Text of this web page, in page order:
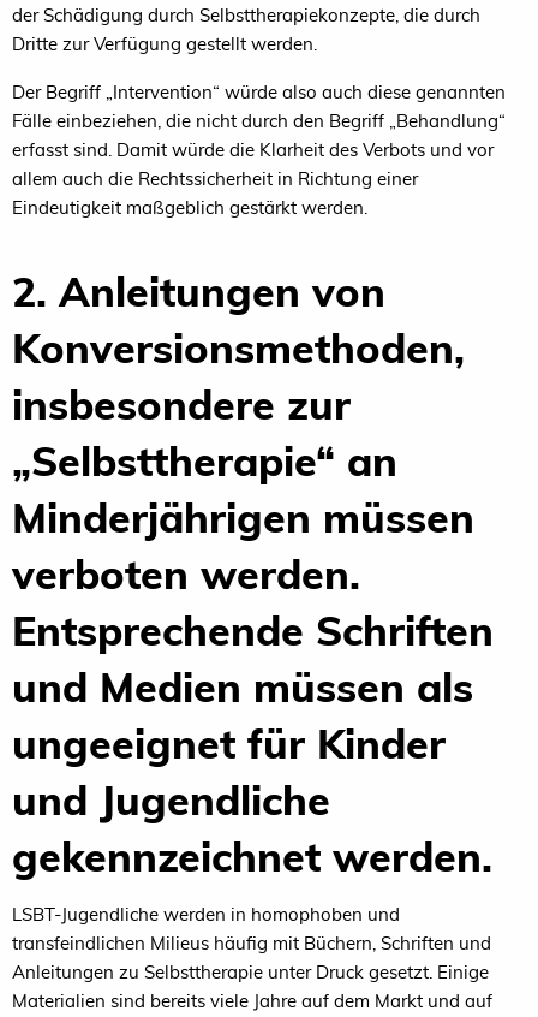
der Schädigung durch Selbsttherapiekonzepte, die durch
Dritte zur Verfügung gestellt werden.
Der Begriff „Intervention“ würde also auch diese genannten
Fälle einbeziehen, die nicht durch den Begriff „Behandlung“
erfasst sind. Damit würde die Klarheit des Verbots und vor
allem auch die Rechtssicherheit in Richtung einer
Eindeutigkeit maßgeblich gestärkt werden.
2. Anleitungen von
Konversionsmethoden,
insbesondere zur
„Selbsttherapie“ an
Minderjährigen müssen
verboten werden.
Entsprechende Schriften
und Medien müssen als
ungeeignet für Kinder
und Jugendliche
gekennzeichnet werden.
LSBT-Jugendliche werden in homophoben und
transfeindlichen Milieus häufig mit Büchern, Schriften und
Anleitungen zu Selbsttherapie unter Druck gesetzt. Einige
Materialien sind bereits viele Jahre auf dem Markt und auf